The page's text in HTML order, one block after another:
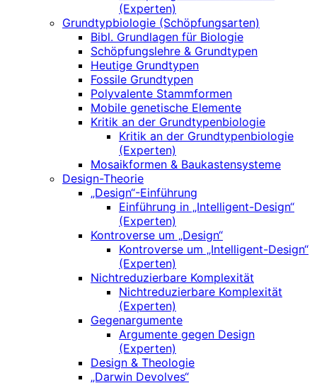
(Experten)
Grundtypbiologie (Schöpfungsarten)
Bibl. Grundlagen für Biologie
Schöpfungslehre & Grundtypen
Heutige Grundtypen
Fossile Grundtypen
Polyvalente Stammformen
Mobile genetische Elemente
Kritik an der Grundtypenbiologie
Kritik an der Grundtypenbiologie
(Experten)
Mosaikformen & Baukastensysteme
Design-Theorie
„Design“-Einführung
Einführung in „Intelligent-Design“
(Experten)
Kontroverse um „Design“
Kontroverse um „Intelligent-Design“
(Experten)
Nichtreduzierbare Komplexität
Nichtreduzierbare Komplexität
(Experten)
Gegenargumente
Argumente gegen Design
(Experten)
Design & Theologie
„Darwin Devolves“